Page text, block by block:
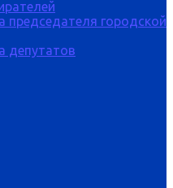
председателя городской
депутатов